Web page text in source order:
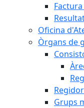
Oficina
Òrgans de
Grups